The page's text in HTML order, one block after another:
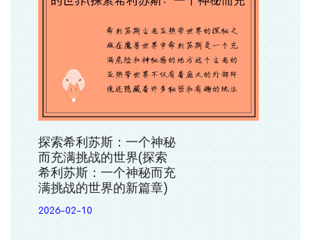
探索希利苏斯：一个神秘
而充满挑战的世界(探索
希利苏斯：一个神秘而充
满挑战的世界的新篇章)
2026-02-10